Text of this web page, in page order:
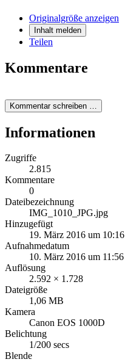
Originalgröße anzeigen
Inhalt melden
Teilen
Kommentare
Kommentar schreiben …
Informationen
Zugriffe
2.815
Kommentare
0
Dateibezeichnung
IMG_1010_JPG.jpg
Hinzugefügt
19. März 2016 um 10:16
Aufnahmedatum
10. März 2016 um 11:56
Auflösung
2.592 × 1.728
Dateigröße
1,06 MB
Kamera
Canon EOS 1000D
Belichtung
1/200 secs
Blende